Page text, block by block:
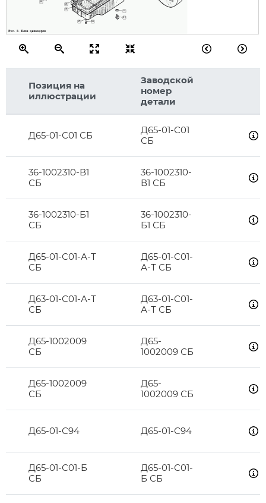
51
52
56
57
58
59
69
Позиция на
иллюстрации
Заводской
номер
детали
Д65-01-С01 СБ
Д65-01-С01
СБ
36-1002310-В1
СБ
36-1002310-
В1 СБ
36-1002310-Б1
СБ
36-1002310-
Б1 СБ
Д65-01-С01-А-Т
СБ
Д65-01-С01-
А-Т СБ
Д63-01-С01-А-Т
СБ
Д63-01-С01-
А-Т СБ
Д65-1002009
СБ
Д65-
1002009 СБ
Д65-1002009
СБ
Д65-
1002009 СБ
Д65-01-С94 Д65-01-С94
Д65-01-С01-Б
СБ
Д65-01-С01-
Б СБ